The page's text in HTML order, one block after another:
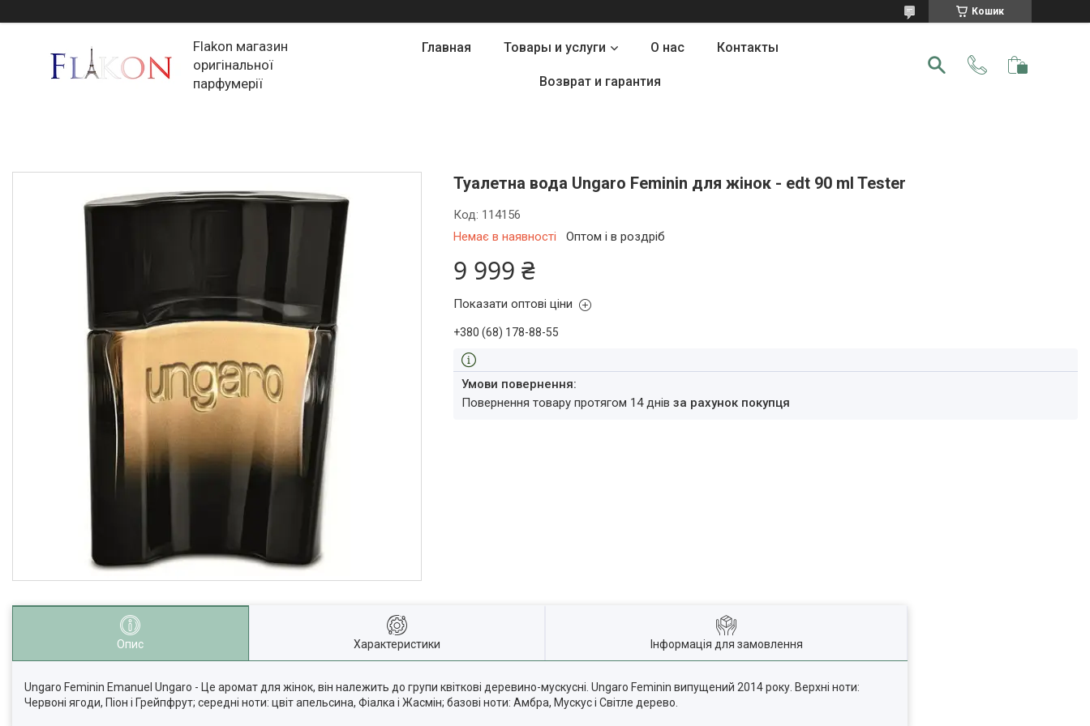
Кошик
Flakon магазин
оригінальної
парфумерії
Главная Товары и услуги О нас Контакты
Возврат и гарантия
Туалетна вода Ungaro Feminin для жінок - edt 90 ml Tester
Немає в наявності Оптом і в роздріб
Код: 114156
9 999 ₴
Показати оптові ціни
+380 (68) 178-88-55
повернення товару протягом 14 днівза рахунок покупця
Опис Характеристики Інформація для замовлення
Ungaro Feminin Emanuel Ungaro - Це аромат для жінок, він належить до групи квіткові деревино-мускусні. Ungaro Feminin випущений 2014 року. Верхні ноти:
Червоні ягоди, Піон і Грейпфрут; середні ноти: цвіт апельсина, Фіалка і Жасмін; базові ноти: Амбра, Мускус і Світле дерево.